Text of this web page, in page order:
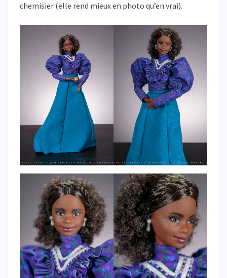
chemisier (elle rend mieux en photo qu’en vrai).